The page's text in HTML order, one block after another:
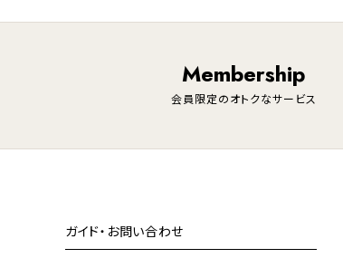
Membership
会員限定のオトクなサービス
ガイド・お問い合わせ